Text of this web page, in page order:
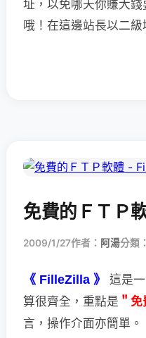
址，以免哪天你賺大
哦！在這邊站長以二
免費的ＦＴＰ
2009/1/27作者： 阿湯分類：
《 FilleZilla 》
這是
算很齊全，重點是 ＂免
言，操作介面亦簡單。